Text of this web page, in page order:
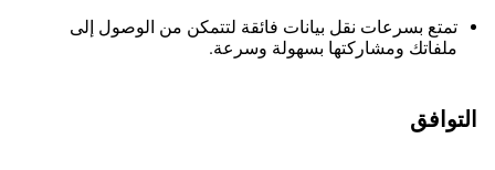
تمتع بسرعات نقل بيانات فائقة لتتمكن من الوصول إلى
ملفاتك ومشاركتها بسهولة وسرعة.
التوافق